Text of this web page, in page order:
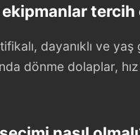
tercih
dayanıklı ve
dönme dolaplar,